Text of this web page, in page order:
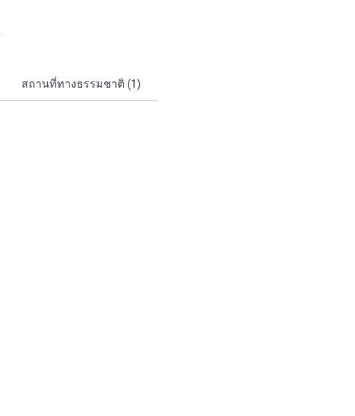
สถานที่ทางธรรมชาติ (1)